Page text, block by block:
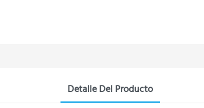
Detalle Del Producto